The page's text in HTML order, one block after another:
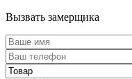
Вызвать замерщика